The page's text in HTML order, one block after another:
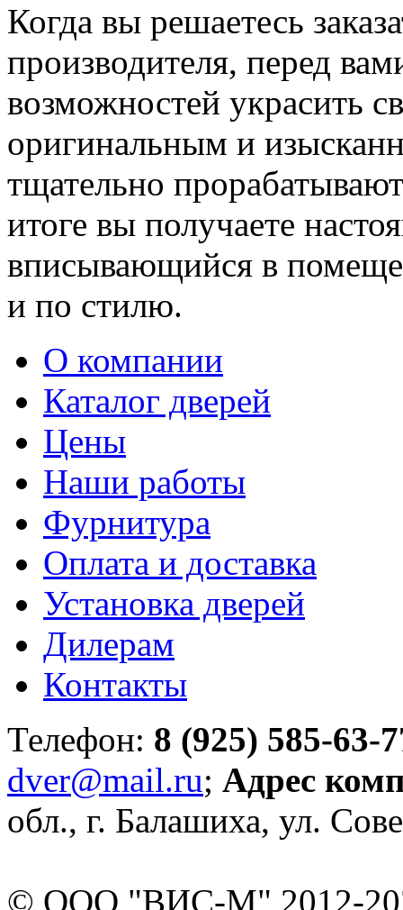
Когда вы решаетесь
производителя, перед
возможностей украсить
оригинальным и
тщательно
итоге вы получаете
вписывающийся в
и по стилю.
О компании
Каталог дверей
Цены
Наши работы
Фурнитура
Оплата и доставка
Установка дверей
Дилерам
Контакты
Телефон: 8 (925) 585-63-
dver@mail.ru; Адрес
обл., г. Балашиха, ул.
© ООО "ВИС-М" 2012-